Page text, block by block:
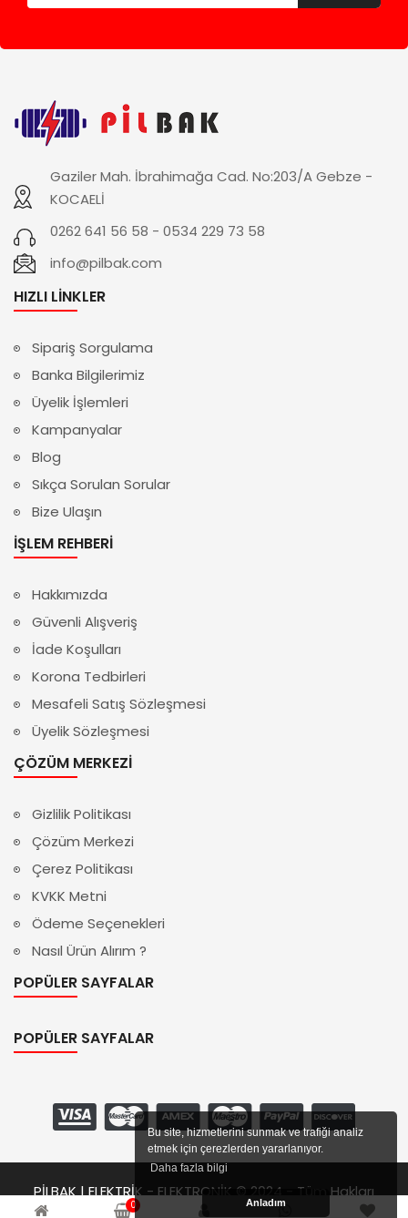
Bu site, hizmetlerini sunmak ve trafiği analiz
etmek için çerezlerden yararlanıyor.
Daha fazla bilgi
Anladım
Gaziler Mah. İbrahimağa Cad. No:203/A Gebze -
KOCAELİ
0262 641 56 58 - 0534 229 73 58
info@pilbak.com
HIZLI LINKLER
Sipariş Sorgulama
Banka Bilgilerimiz
Üyelik İşlemleri
Kampanyalar
Blog
Sıkça Sorulan Sorular
Bize Ulaşın
İŞLEM REHBERI
Hakkımızda
Güvenli Alışveriş
İade Koşulları
Korona Tedbirleri
Mesafeli Satış Sözleşmesi
Üyelik Sözleşmesi
ÇÖZÜM MERKEZI
Gizlilik Politikası
Çözüm Merkezi
Çerez Politikası
KVKK Metni
Ödeme Seçenekleri
Nasıl Ürün Alırım ?
POPÜLER SAYFALAR
POPÜLER SAYFALAR
PİLBAK | ELEKTRİK - ELEKTRONİK © 2024 - Tüm Hakları
Saklıdır.
0